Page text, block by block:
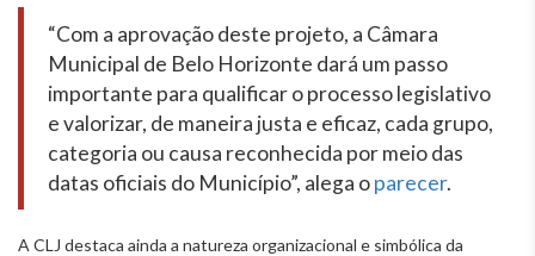
“Com a aprovação deste projeto, a Câmara
Municipal de Belo Horizonte dará um passo
importante para qualificar o processo legislativo
e valorizar, de maneira justa e eficaz, cada grupo,
categoria ou causa reconhecida por meio das
datas oficiais do Município”, alega oparecer.
A CLJ destaca ainda a natureza organizacional e simbólica da